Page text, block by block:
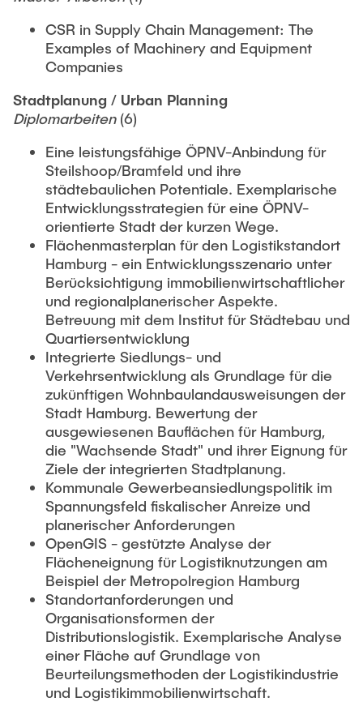
CSR in Supply Chain Management: The
Examples of Machinery and Equipment
Companies
Stadtplanung / Urban Planning
Diplomarbeiten(6)
Eine leistungsfähige ÖPNV-Anbindung für
Steilshoop/Bramfeld und ihre
städtebaulichen Potentiale. Exemplarische
Entwicklungsstrategien für eine ÖPNV-
orientierte Stadt der kurzen Wege.
Flächenmasterplan für den Logistikstandort
Hamburg - ein Entwicklungsszenario unter
Berücksichtigung immobilienwirtschaftlicher
und regionalplanerischer Aspekte.
Betreuung mit dem Institut für Städtebau und
Quartiersentwicklung
Integrierte Siedlungs- und
Verkehrsentwicklung als Grundlage für die
zukünftigen Wohnbaulandausweisungen der
Stadt Hamburg. Bewertung der
ausgewiesenen Bauflächen für Hamburg,
die "Wachsende Stadt" und ihrer Eignung für
Ziele der integrierten Stadtplanung.
Kommunale Gewerbeansiedlungspolitik im
Spannungsfeld fiskalischer Anreize und
planerischer Anforderungen
OpenGIS - gestützte Analyse der
Flächeneignung für Logistiknutzungen am
Beispiel der Metropolregion Hamburg
Standortanforderungen und
Organisationsformen der
Distributionslogistik. Exemplarische Analyse
einer Fläche auf Grundlage von
Beurteilungsmethoden der Logistikindustrie
und Logistikimmobilienwirtschaft.